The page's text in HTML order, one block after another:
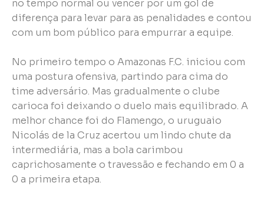
no tempo normal ou vencer por um gol de
diferença para levar para as penalidades e contou
com um bom público para empurrar a equipe.
No primeiro tempo o Amazonas F.C. iniciou com
uma postura ofensiva, partindo para cima do
time adversário. Mas gradualmente o clube
carioca foi deixando o duelo mais equilibrado. A
melhor chance foi do Flamengo, o uruguaio
Nicolás de la Cruz acertou um lindo chute da
intermediária, mas a bola carimbou
caprichosamente o travessão e fechando em 0 a
0 a primeira etapa.